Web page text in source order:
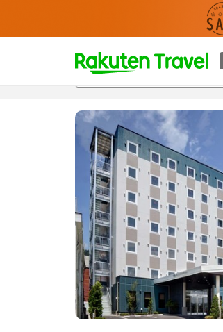
t
p
a
g
a
r
c
h
概覽房間及住宿方案 評價特色設施